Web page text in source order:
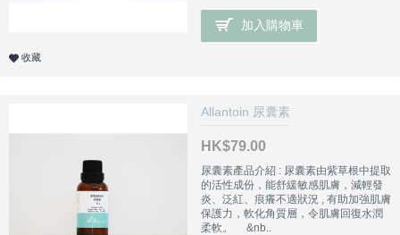
加入購物車
收藏
Allantoin 尿囊素
HK$79.00
尿囊素產品介紹 : 尿囊素由紫草根中提取
的活性成份，能舒緩敏感肌膚，減輕發
炎、泛紅、痕癢不適狀況 , 有助加強肌膚
保護力，軟化角質層，令肌膚回復水潤
柔軟。 &nb..